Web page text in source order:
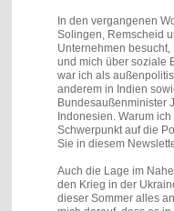
In den vergangenen
Solingen, Remscheid
Unternehmen
und mich über soziale
war ich als
anderem in Indien
Bundesaußenminister
Indonesien. Warum
Schwerpunkt auf die
Sie in diesem
Auch die Lage im
den Krieg in der
dieser Sommer alles